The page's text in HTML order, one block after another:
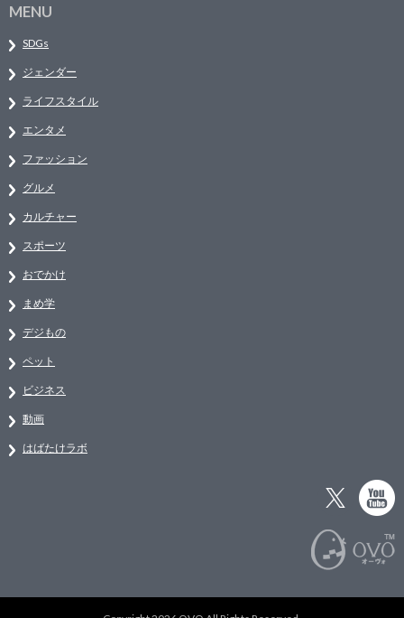
MENU
SDGs
ジェンダー
ライフスタイル
エンタメ
ファッション
グルメ
カルチャー
スポーツ
おでかけ
まめ学
デジもの
ペット
ビジネス
動画
はばたけラボ